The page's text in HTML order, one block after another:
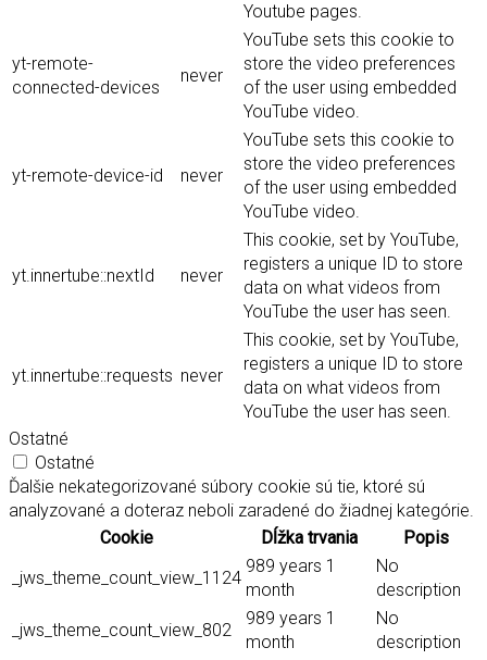
Youtube pages.
yt-remote-
connected-devices
never
YouTube sets this cookie to
store the video preferences
of the user using embedded
YouTube video.
yt-remote-device-id never
YouTube sets this cookie to
store the video preferences
of the user using embedded
YouTube video.
yt.innertube::nextId never
This cookie, set by YouTube,
registers a unique ID to store
data on what videos from
YouTube the user has seen.
yt.innertube::requests never
This cookie, set by YouTube,
registers a unique ID to store
data on what videos from
YouTube the user has seen.
Ostatné
Ostatné
Ďalšie nekategorizované súbory cookie sú tie, ktoré sú
analyzované a doteraz neboli zaradené do žiadnej kategórie.
Cookie
Dĺžka trvania
Popis
_jws_theme_count_view_1124
989 years 1
month
No
description
_jws_theme_count_view_802
989 years 1
month
No
description